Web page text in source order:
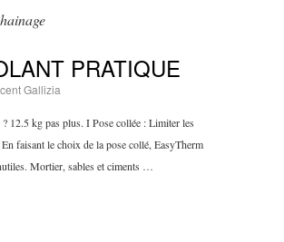
PRATIQUE
Gallizia
12.5 kg pas plus. I Pose collée : Limiter les
faisant le choix de la pose collé, EasyTherm
Mortier, sables et ciments …